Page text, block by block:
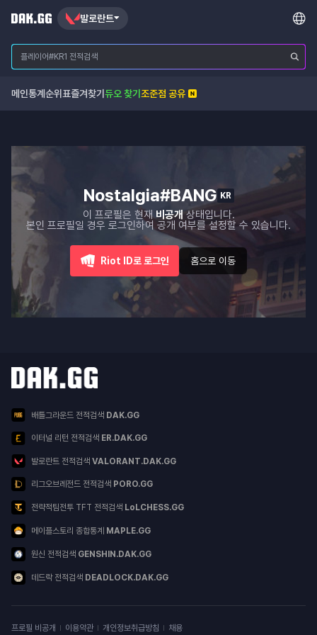
발로란트
메인통계순위표즐겨찾기듀오 찾기조준점 공유
Nostalgia#BANG KR
이 프로필은 현재 비공개상태입니다.
본인 프로필일 경우 로그인하여 공개 여부를 설정할 수 있습니다.
Riot ID로 로그인 홈으로 이동
닥지지 다른 서비스
서비스 목록배틀그라운드 전적검색 DAK.GG
이터널 리턴 전적검색 ER.DAK.GG
발로란트 전적검색 VALORANT.DAK.GG
리그오브레전드 전적검색 PORO.GG
전략적팀전투 TFT 전적검색 LoLCHESS.GG
메이플스토리 종합통계 MAPLE.GG
원신 전적검색 GENSHIN.DAK.GG
데드락 전적검색 DEADLOCK.DAK.GG
프로필 비공개
이용약관 개인정보취급방침 채용